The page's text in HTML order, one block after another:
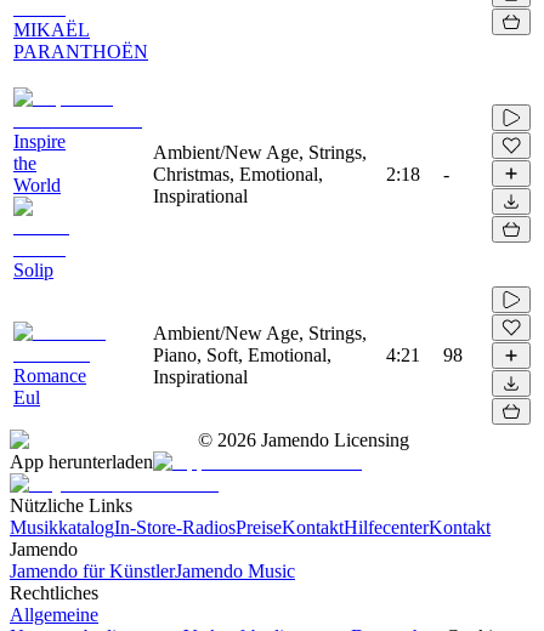
MIKAËL
PARANTHOËN
Inspire
the
World
Solip
Ambient/New Age, Strings,
Christmas, Emotional,
Inspirational
2:18 -
Romance
Eul
Ambient/New Age, Strings,
Piano, Soft, Emotional,
Inspirational
4:21 98
© 2026 Jamendo Licensing
App herunterladen
Nützliche Links
MusikkatalogIn-Store-RadiosPreiseKontaktHilfecenterKontakt
Jamendo
Jamendo für KünstlerJamendo Music
Rechtliches
Allgemeine